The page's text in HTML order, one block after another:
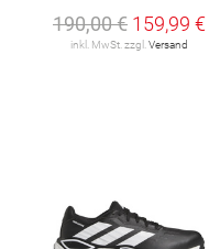
190,00 € 159,99 €
inkl. MwSt. zzgl. Versand